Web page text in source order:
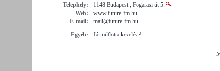
Telephely:
1148 Budapest , Fogarasi út 5.
Web:
www.future-fm.hu
E-mail:
mail@future-fm.hu
Egyéb:
Járműflotta kezelése!